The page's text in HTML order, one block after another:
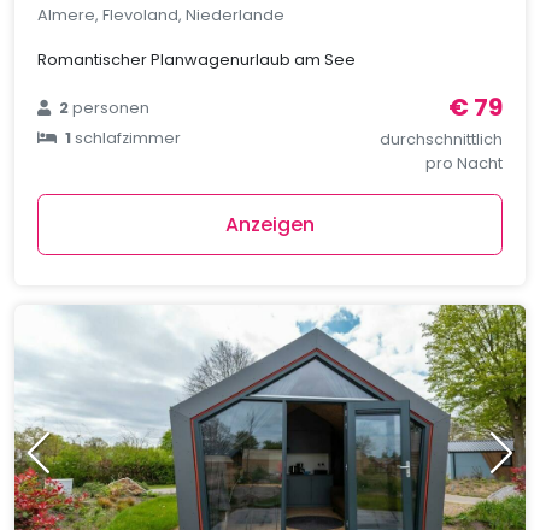
Almere, Flevoland, Niederlande
Romantischer Planwagenurlaub am See
2personen
1schlafzimmer
€ 79
durchschnittlich
pro Nacht
Anzeigen